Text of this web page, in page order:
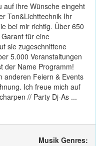
auf ihre Wünsche eingeht
Ton&Lichttechnik Ihr
bei mir richtig. Über 650
für eine
sie zugeschnittene
5.000 Veranstaltungen
der Name Programm!
anderen Feiern & Events
Ich freue mich auf
// Party Dj-As ...
Musik Genres: